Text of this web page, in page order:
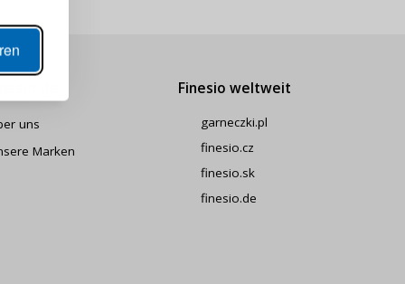
uns
Marken
Finesio weltweit
garneczki.pl
finesio.cz
finesio.sk
finesio.de